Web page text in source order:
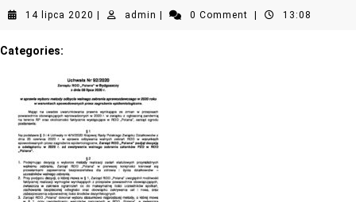
14 lipca 2020 14
admin admin 0 Comment 13:08
Categories: